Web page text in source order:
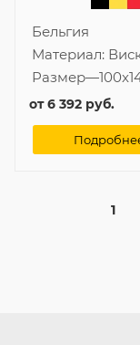
Бельгия
Материал:
Размер—
от6 392 руб.
1